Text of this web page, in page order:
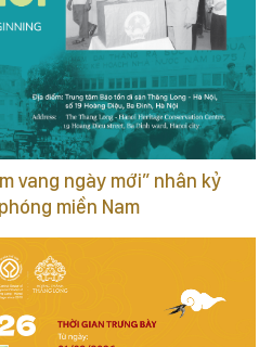
vang ngày mới” nhân kỷ
miền Nam